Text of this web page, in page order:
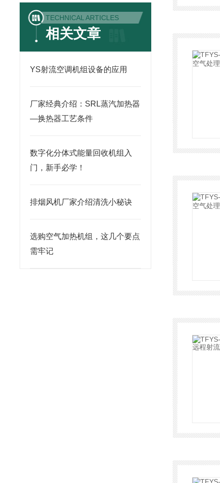
TECHNICAL ARTICLES
相关文章
YS射流空调机组设备的应用
厂家经典介绍：SRL蒸汽加热器
—换热器工艺条件
数字化分体式能量回收机组入
门，新手必学！
排烟风机厂家介绍清洗小秘诀
选购空气加热机组，这几个要点
需牢记